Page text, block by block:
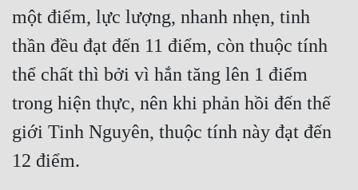
Cổ Đại
Du Hí
Dã Sử
Dị Giới
Dị Năng
một điểm, lực lượng, nhanh nhẹn, tinh
thần đều đạt đến 11 điểm, còn thuộc tính
thể chất thì bởi vì hắn tăng lên 1 điểm
trong hiện thực, nên khi phản hồi đến thế
giới Tinh Nguyên, thuộc tính này đạt đến